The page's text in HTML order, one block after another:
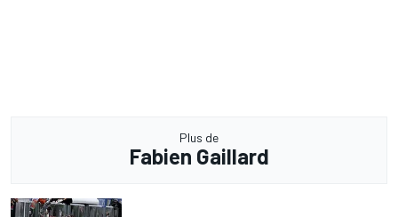
Plus de
Fabien Gaillard